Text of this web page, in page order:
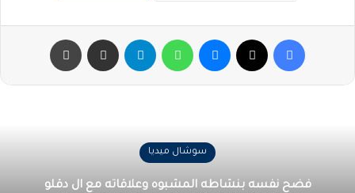
فيسبوك ماسنجر واتساب تيلقرام مشاركة عبر البريد
سوشال ميديا
فضح نفسه بنشاطه المشبوه وعلاقاته مع ال دقلو